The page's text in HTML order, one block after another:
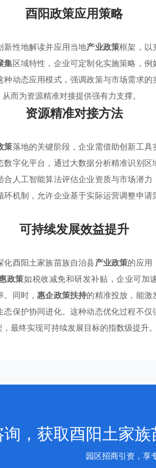
酉阳政策应用策略
新性地解读并应用当地产业政策框架，以
集区域特性，企业可定制化实施策略，
种动态应用模式，强调政策与市场需求的
而为资源精准对接提供强有力支撑。
资源精准对接方法
策落地的关键阶段，企业需借助创新工
数字化平台，通过大数据分析精准识别区
合人工智能算法评估企业资质与市场潜力
机制，允许企业基于实际运营调整申
可持续发展效益提升
化酉阳土家族苗族自治县产业政策的应用
政策如税收减免和研发补贴，企业可加
。同时，惠企政策扶持的精准投放，能
保护协同进化。这种动态优化过程不
最终实现可持续发展目标的指数级提升。
，获取酉阳土家
园区招商引资，享